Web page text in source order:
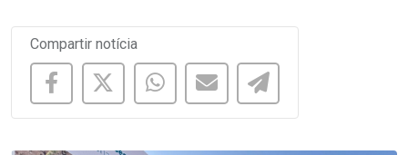
Compartir notícia